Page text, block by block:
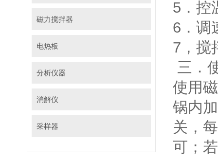
磁力搅拌器
电热板
分析仪器
消解仪
采样器
5．控
6．调
7，搅
三．
使用
锅内
关，
可；